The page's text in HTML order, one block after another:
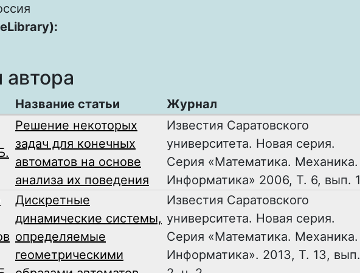
автора
Название статьи Журнал
Решение некоторых
задач для конечных
автоматов на основе
анализа их поведения
Известия Саратовского
университета. Новая серия.
Серия «Математика. Механика.
Информатика» 2006, Т. 6, вып. 1
Дискретные
динамические системы,
определяемые
геометрическими
Известия Саратовского
университета. Новая серия.
Серия «Математика. Механика.
Информатика». 2013, Т. 13, вып.